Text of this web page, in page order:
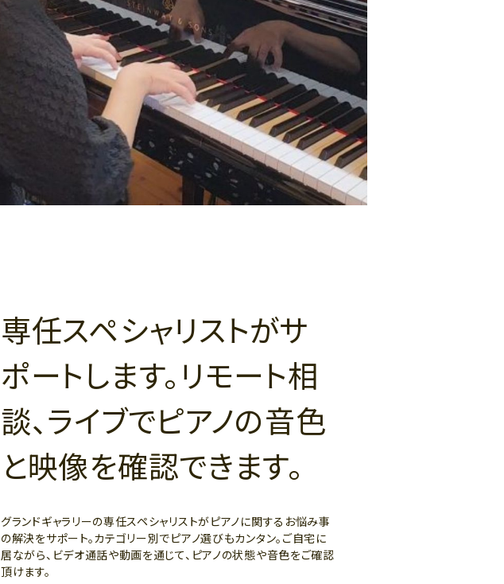
専任スペシャリストがサ
ポートします。リモート相
談、ライブでピアノの音色
と映像を確認できます。
グランドギャラリーの専任スペシャリストがピアノに関するお悩み事
の解決をサポート。カテゴリー別でピアノ選びもカンタン。ご自宅に
居ながら、ビデオ通話や動画を通じて、ピアノの状態や音色をご確認
頂けます。